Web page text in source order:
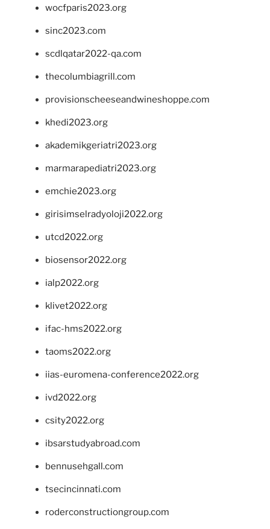
wocfparis2023.org
sinc2023.com
scdlqatar2022-qa.com
thecolumbiagrill.com
provisionscheeseandwineshoppe.com
khedi2023.org
akademikgeriatri2023.org
marmarapediatri2023.org
emchie2023.org
girisimselradyoloji2022.org
utcd2022.org
biosensor2022.org
ialp2022.org
klivet2022.org
ifac-hms2022.org
taoms2022.org
iias-euromena-conference2022.org
ivd2022.org
csity2022.org
ibsarstudyabroad.com
bennusehgall.com
tsecincinnati.com
roderconstructiongroup.com